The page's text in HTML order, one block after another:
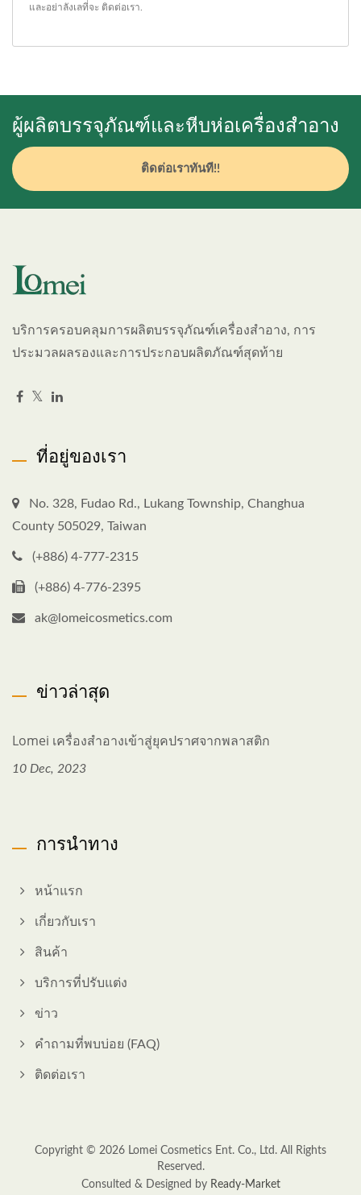
และอย่าลังเลที่จะ ติดต่อเรา
ผู้ผลิตบรรจุภัณฑ์และหีบห่อเครื่องสำอาง
ติดต่อเราทันที!!
บริการครอบคลุมการผลิตบรรจุภัณฑ์เครื่องสำอาง, การ
ประมวลผลรองและการประกอบผลิตภัณฑ์สุดท้าย
ที่อยู่ของเรา
No. 328, Fudao Rd., Lukang Township, Changhua
County 505029, Taiwan
(+886) 4-777-2315
(+886) 4-776-2395
ak@lomeicosmetics.com
ข่าวล่าสุด
Lomei เครื่องสำอางเข้าสู่ยุคปราศจากพลาสติก
10 Dec, 2023
การนำทาง
หน้าแรก
เกี่ยวกับเรา
สินค้า
บริการที่ปรับแต่ง
ข่าว
คำถามที่พบบ่อย (FAQ)
ติดต่อเรา
Copyright © 2026 Lomei Cosmetics Ent. Co., Ltd. All Rights
Reserved.
Consulted & Designed by Ready-Market